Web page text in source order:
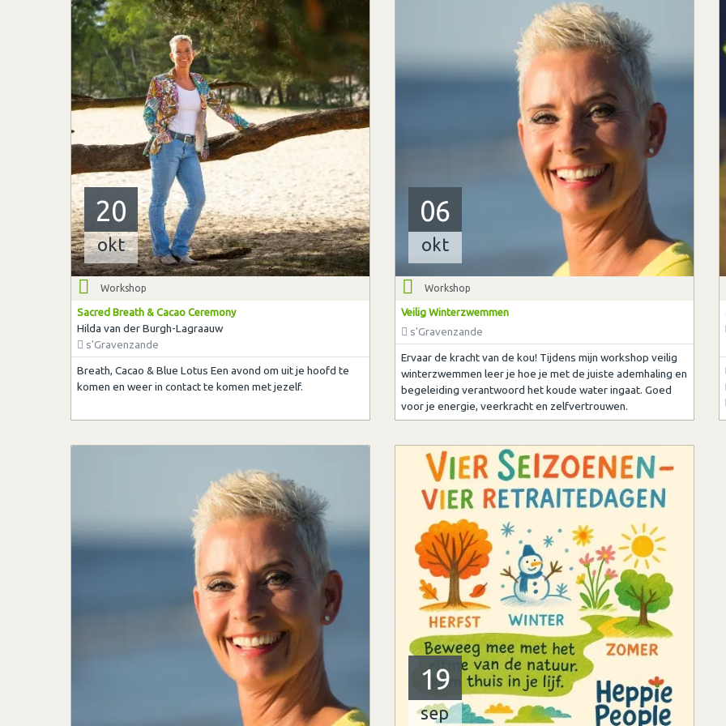
20
okt
Workshop
Sacred Breath & Cacao Ceremony
Hilda van der Burgh-Lagraauw
s'Gravenzande
Breath, Cacao & Blue Lotus Een avond om uit je hoofd te
komen en weer in contact te komen met jezelf.
06
okt
Workshop
Veilig Winterzwemmen
s'Gravenzande
Ervaar de kracht van de kou! Tijdens mijn workshop veilig
winterzwemmen leer je hoe je met de juiste ademhaling en
begeleiding verantwoord het koude water ingaat. Goed
voor je energie, veerkracht en zelfvertrouwen.
19
sep